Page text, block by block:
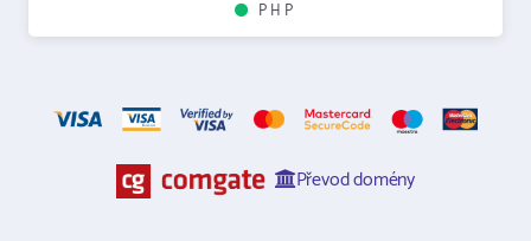
PHP
Převod domény